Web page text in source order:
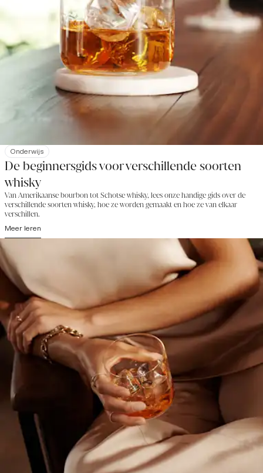
Onderwijs
De beginnersgids voor verschillende soorten
whisky
Van Amerikaanse bourbon tot Schotse whisky, lees onze handige gids over de
verschillende soorten whisky, hoe ze worden gemaakt en hoe ze van elkaar
verschillen.
Meer leren